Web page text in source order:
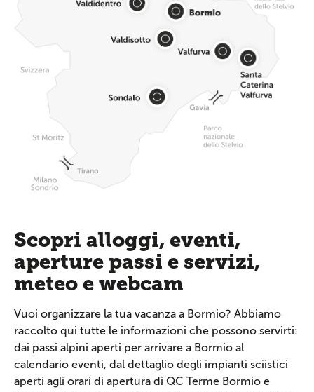
Scopri alloggi, eventi,
aperture passi e servizi,
meteo e webcam
Vuoi organizzare la tua vacanza a Bormio? Abbiamo
raccolto qui tutte le informazioni che possono servirti:
dai passi alpini aperti per arrivare a Bormio al
calendario eventi, dal dettaglio degli impianti sciistici
aperti agli orari di apertura di QC Terme Bormio e